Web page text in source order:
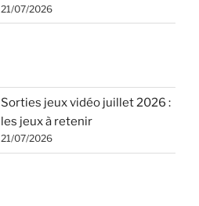
21/07/2026
Sorties jeux vidéo juillet 2026 :
les jeux à retenir
21/07/2026